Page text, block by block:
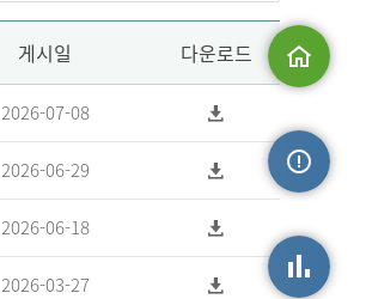
맵
게시일 다운로드
2026-07-08
2026-06-29
2026-06-18
2026-03-27